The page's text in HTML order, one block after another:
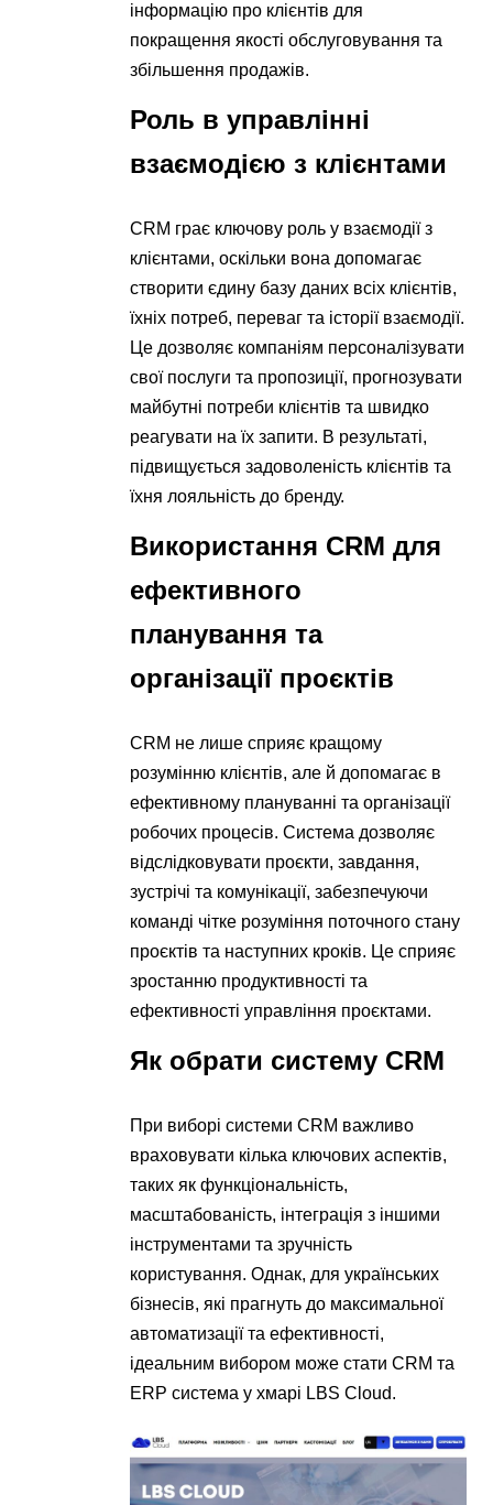
інформацію про клієнтів для
покращення якості обслуговування та
збільшення продажів.
Роль в управлінні
взаємодією з клієнтами
CRM грає ключову роль у взаємодії з
клієнтами, оскільки вона допомагає
створити єдину базу даних всіх клієнтів,
їхніх потреб, переваг та історії взаємодії.
Це дозволяє компаніям персоналізувати
свої послуги та пропозиції, прогнозувати
майбутні потреби клієнтів та швидко
реагувати на їх запити. В результаті,
підвищується задоволеність клієнтів та
їхня лояльність до бренду.
Використання CRM для
ефективного
планування та
організації проєктів
CRM не лише сприяє кращому
розумінню клієнтів, але й допомагає в
ефективному плануванні та організації
робочих процесів. Система дозволяє
відслідковувати проєкти, завдання,
зустрічі та комунікації, забезпечуючи
команді чітке розуміння поточного стану
проєктів та наступних кроків. Це сприяє
зростанню продуктивності та
ефективності управління проєктами.
Як обрати систему CRM
При виборі системи CRM важливо
враховувати кілька ключових аспектів,
таких як функціональність,
масштабованість, інтеграція з іншими
інструментами та зручність
користування. Однак, для українських
бізнесів, які прагнуть до максимальної
автоматизації та ефективності,
ідеальним вибором може стати CRM та
ERP система у хмарі LBS Cloud.